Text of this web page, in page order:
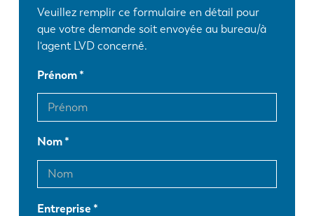
Veuillez remplir ce formulaire en détail pour
que votre demande soit envoyée au bureau/à
l'agent LVD concerné.
Prénom
Nom
Entreprise